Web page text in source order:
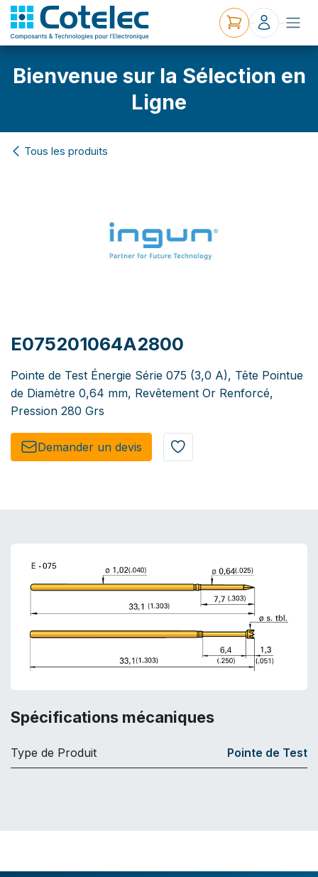
Bienvenue sur la Sélection en
Ligne
Tous les produits
E075201064A2800
Pointe de Test Énergie Série 075 (3,0 A), Tête Pointue
de Diamètre 0,64 mm, Revêtement Or Renforcé,
Pression 280 Grs
Demander un de​​vis​​
Spécifications mécaniques
Type de Produit Pointe de Test